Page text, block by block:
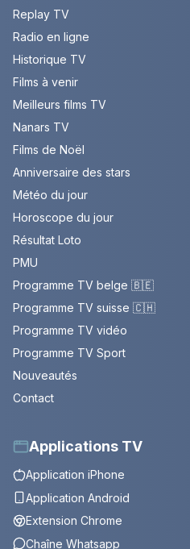
Replay TV
Radio en ligne
Historique TV
Films à venir
Meilleurs films TV
Nanars TV
Films de Noël
Anniversaire des stars
Météo du jour
Horoscope du jour
Résultat Loto
PMU
Programme TV belge 🇧🇪
Programme TV suisse 🇨🇭
Programme TV vidéo
Programme TV Sport
Nouveautés
Contact
Applications TV
Application iPhone
Application Android
Extension Chrome
Chaîne Whatsapp